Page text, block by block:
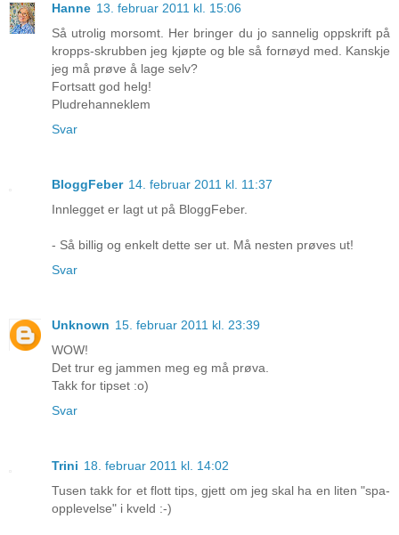
Hanne 13. februar 2011 kl. 15:06
Så utrolig morsomt. Her bringer du jo sannelig oppskrift på
kropps-skrubben jeg kjøpte og ble så fornøyd med. Kanskje
jeg må prøve å lage selv?
Fortsatt god helg!
Pludrehanneklem
Svar
BloggFeber 14. februar 2011 kl. 11:37
Innlegget er lagt ut på BloggFeber.
- Så billig og enkelt dette ser ut. Må nesten prøves ut!
Svar
Unknown 15. februar 2011 kl. 23:39
WOW!
Det trur eg jammen meg eg må prøva.
Takk for tipset :o)
Svar
Trini 18. februar 2011 kl. 14:02
Tusen takk for et flott tips, gjett om jeg skal ha en liten "spa-
opplevelse" i kveld :-)